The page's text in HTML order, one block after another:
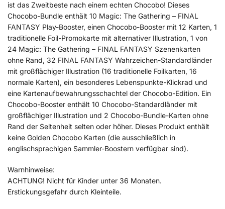
ist das Zweitbeste nach einem echten Chocobo! Dieses
Chocobo-Bundle enthält 10 Magic: The Gathering – FINAL
FANTASY Play-Booster, einen Chocobo-Booster mit 12 Karten, 1
traditionelle Foil-Promokarte mit alternativer Illustration, 1 von
24 Magic: The Gathering – FINAL FANTASY Szenenkarten
ohne Rand, 32 FINAL FANTASY Wahrzeichen-Standardländer
mit großflächiger Illustration (16 traditionelle Foilkarten, 16
normale Karten), ein besonderes Lebenspunkte-Klickrad und
eine Kartenaufbewahrungsschachtel der Chocobo-Edition. Ein
Chocobo-Booster enthält 10 Chocobo-Standardländer mit
großflächiger Illustration und 2 Chocobo-Bundle-Karten ohne
Rand der Seltenheit selten oder höher. Dieses Produkt enthält
keine Golden Chocobo Karten (die ausschließlich in
englischsprachigen Sammler-Boostern verfügbar sind).
Warnhinweise:
ACHTUNG! Nicht für Kinder unter 36 Monaten.
Erstickungsgefahr durch Kleinteile.